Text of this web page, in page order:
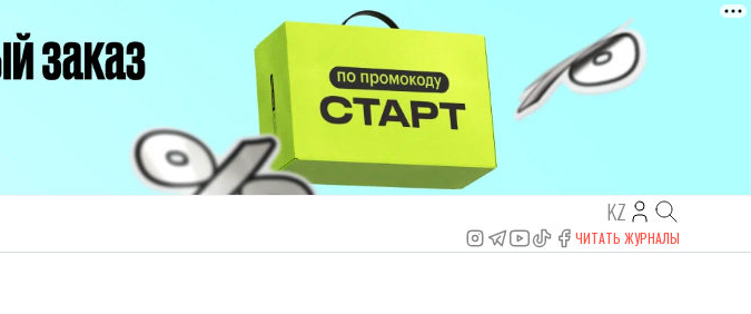
KZ
ЧИТАТЬ ЖУРНАЛЫ